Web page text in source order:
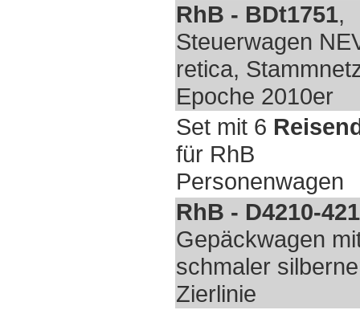
RhB - BDt1751,
Steuerwagen
retica,
Epoche 2010er
Set mit 6
für RhB
Personenwagen
RhB - D4210-
Gepäckwagen
schmaler
Zierlinie